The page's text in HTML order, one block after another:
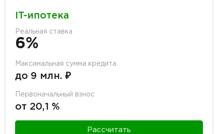
IT-ипотека
Реальная ставка
6%
Максимальная сумма кредита
до 9 млн. ₽
Первоначальный взнос
от 20,1 %
Рассчитать